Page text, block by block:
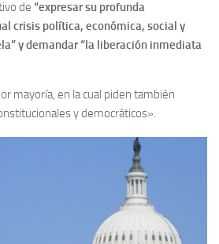
de “expresar su profunda
crisis política, económica, social y
” y demandar “la liberación inmediata
mayoría, en la cual piden también
y democráticos».